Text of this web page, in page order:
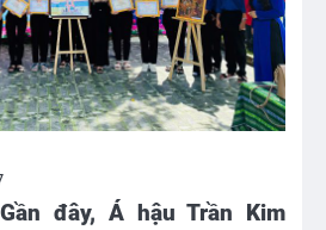
đây, Á hậu Trần Kim